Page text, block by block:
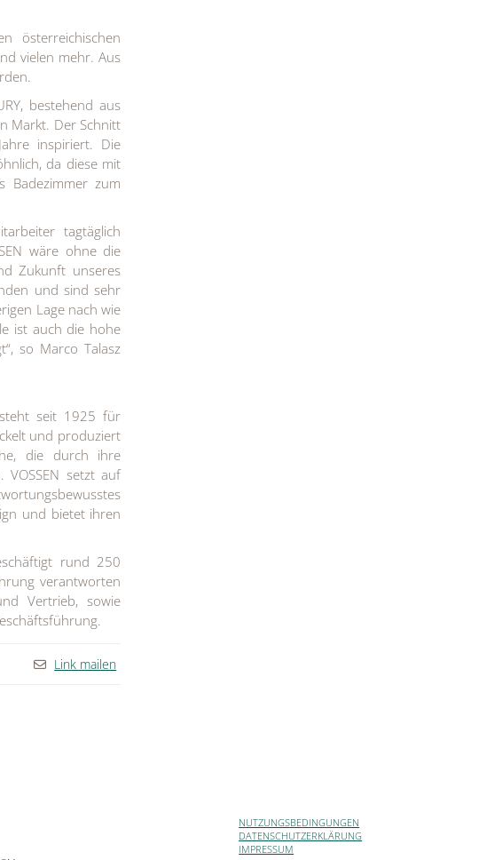
österreichischen
vielen mehr. Aus
bestehend aus
Markt. Der Schnitt
inspiriert. Die
da diese mit
Badezimmer zum
tagtäglich
wäre ohne die
Zukunft unseres
und sind sehr
Lage nach wie
ist auch die hohe
so Marco Talasz
seit 1925 für
und produziert
die durch ihre
VOSSEN setzt auf
und bietet ihren
rund 250
verantworten
Vertrieb, sowie
Link mailen
NUTZUNGSBEDINGUNGEN
DATENSCHUTZERKLÄRUNG
IMPRESSUM